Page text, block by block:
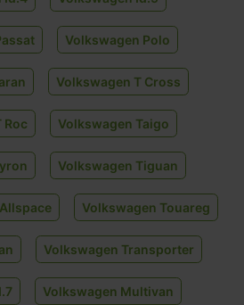
Volkswagen Polo
Volkswagen T Cross
Roc Volkswagen Taigo
Volkswagen Tiguan
Volkswagen Touareg
Volkswagen Transporter
Volkswagen Multivan